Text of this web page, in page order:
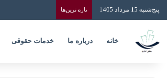
پنج‌شنبه 15 مرداد 1405 تازه‌ ترین‌ها
خانه درباره ما خدمات حقوقی